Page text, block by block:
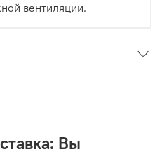
вентиляции.
Вы